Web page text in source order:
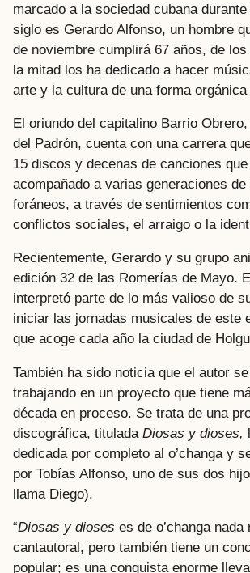
marcado a la sociedad cubana
siglo es Gerardo Alfonso, un hombre
de noviembre cumplirá 67 años, de
la mitad los ha dedicado a hacer
arte y la cultura de una forma orgánica
El oriundo del capitalino Barrio
del Padrón, cuenta con una carrera
15 discos y decenas de canciones que
acompañado a varias generaciones
foráneos, a través de sentimientos
conflictos sociales, el arraigo o la
Recientemente, Gerardo y su grupo
edición 32 de las Romerías de Mayo.
interpretó parte de lo más valioso de
iniciar las jornadas musicales de este
que acoge cada año la ciudad de
También ha sido noticia que el autor
trabajando en un proyecto que tiene
década en proceso. Se trata de una
discográfica, titulada Diosas y dioses,
dedicada por completo al o’changa y
por Tobías Alfonso, uno de sus dos
llama Diego).
“Diosas y dioses es de o’changa nada
cantautoral, pero también tiene un
popular; es una conquista enorme